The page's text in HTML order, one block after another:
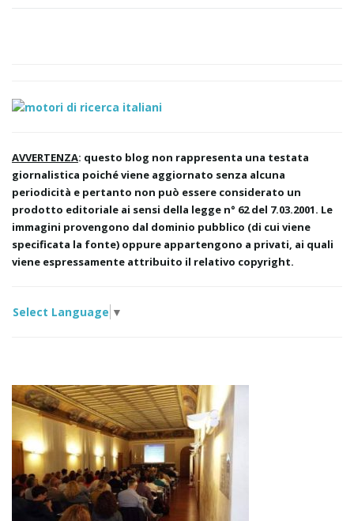
AVVERTENZA: questo blog non rappresenta una testata
giornalistica poiché viene aggiornato senza alcuna
periodicità e pertanto non può essere considerato un
prodotto editoriale ai sensi della legge n° 62 del 7.03.2001. Le
immagini provengono dal dominio pubblico (di cui viene
specificata la fonte) oppure appartengono a privati, ai quali
viene espressamente attribuito il relativo copyright.
Select Language ▼